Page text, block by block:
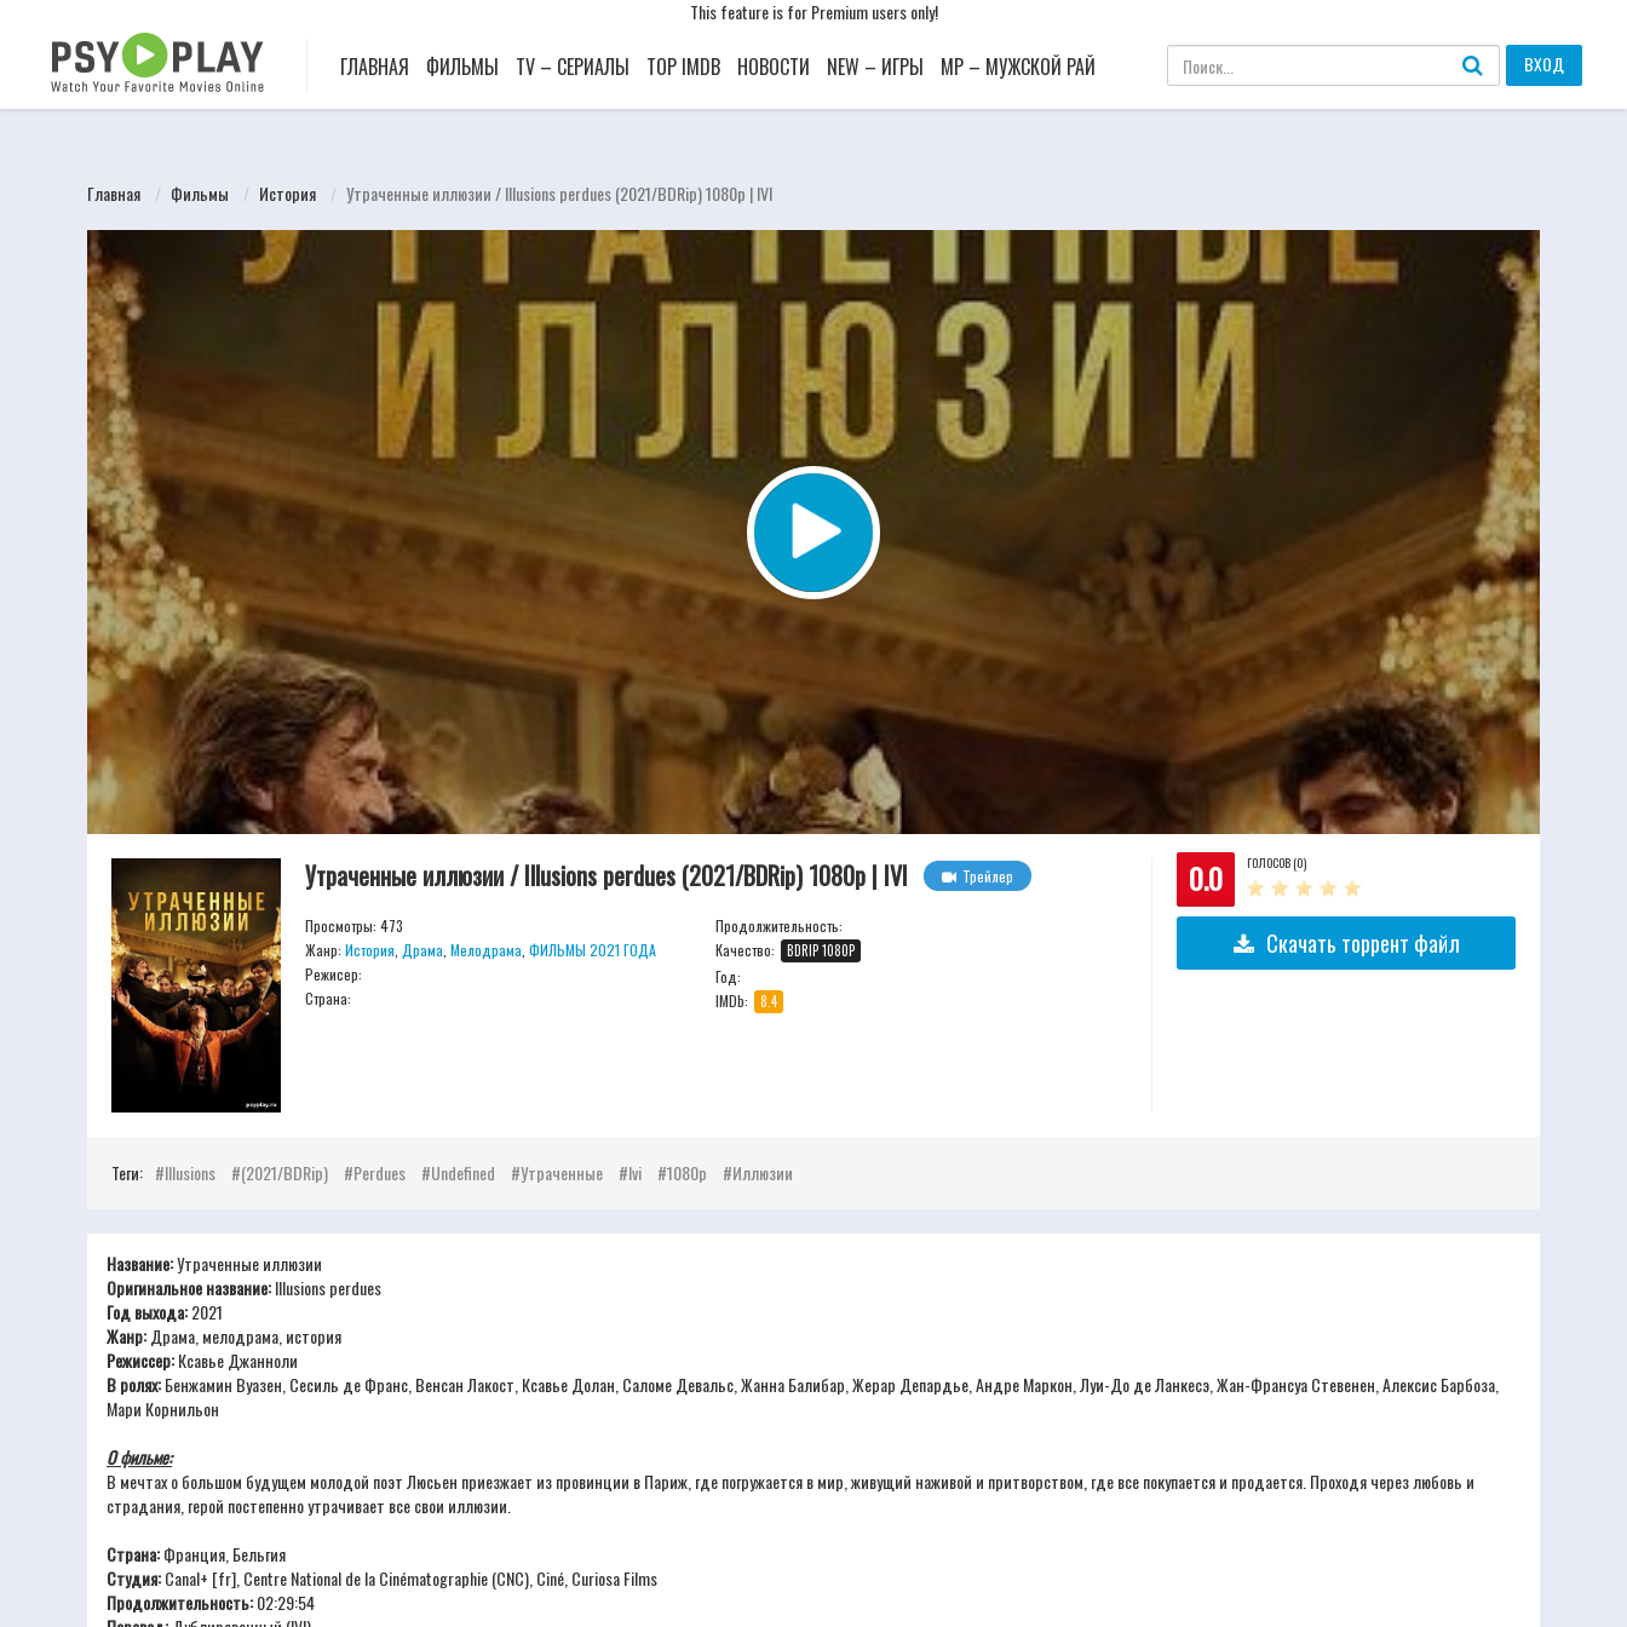
This feature is for Premium users only!
This feature is for Premium users only!
ГЛАВНАЯ ФИЛЬМЫ TV – СЕРИАЛЫ TOP IMDB НОВОСТИ NEW – ИГРЫ MP – МУЖСКОЙ РАЙ ВХОД
Главная Фильмы История Утраченные иллюзии / Illusions perdues (2021/BDRip) 1080p | IVI
0.0 ГОЛОСОВ (0)
Скачать торрент файл
Утраченные иллюзии / Illusions perdues (2021/BDRip) 1080p | IVI Трейлер
Просмотры: 473
Жанр: История Драма Мелодрама ФИЛЬМЫ 2021 ГОДА
Режисер:
Страна:
Продолжительность:
Качество:
BDRIP 1080P
Год:
IMDb:
8.4
Теги: Illusions (2021/BDRip) Perdues Undefined Утраченные Ivi 1080p Иллюзии
Название:Утраченные иллюзии
Оригинальное название:Illusions perdues
Год выхода:2021
Жанр:Драма, мелодрама, история
Режиссер:Ксавье Джанноли
В ролях:Бенжамин Вуазен, Сесиль де Франс, Венсан Лакост, Ксавье Долан, Саломе Девальс, Жанна Балибар, Жерар Депардье, Андре Маркон, Луи-До де Ланкесэ, Жан-Франсуа Стевенен, Алексис Барбоза,
Мари Корнильон
О фильме:
В мечтах о большом будущем молодой поэт Люсьен приезжает из провинции в Париж, где погружается в мир, живущий наживой и притворством, где все покупается и продается. Проходя через любовь и
страдания, герой постепенно утрачивает все свои иллюзии.
Страна:Франция, Бельгия
Студия:Canal+ [fr], Centre National de la Cinématographie (CNC), Ciné, Curiosa Films
Продолжительность:02:29:54